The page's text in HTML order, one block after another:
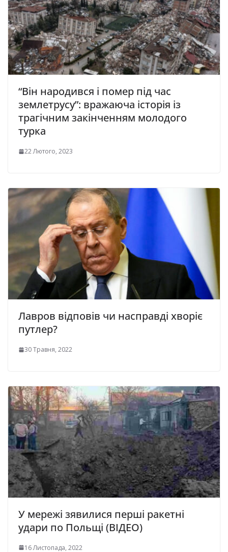
“Він народився і помер під час
землетрусу”: вражаюча історія із
трагічним закінченням молодого
турка
22 Лютого, 2023
Лавров відповів чи насправді хворіє
путлер?
30 Травня, 2022
У мережі зявилися перші ракетні
удари по Польщі (ВІДЕО)
16 Листопада, 2022